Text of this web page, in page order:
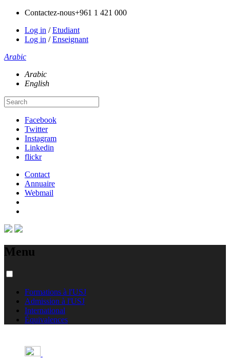
Contactez-nous+961 1 421 000
Log in /Etudiant
Log in /Enseignant
Arabic
Arabic
English
Facebook
Twitter
Instagram
Linkedin
flickr
Contact
Annuaire
Webmail
Menu
Formations à l'USJ
Admission à l'USJ
International
Équivalences